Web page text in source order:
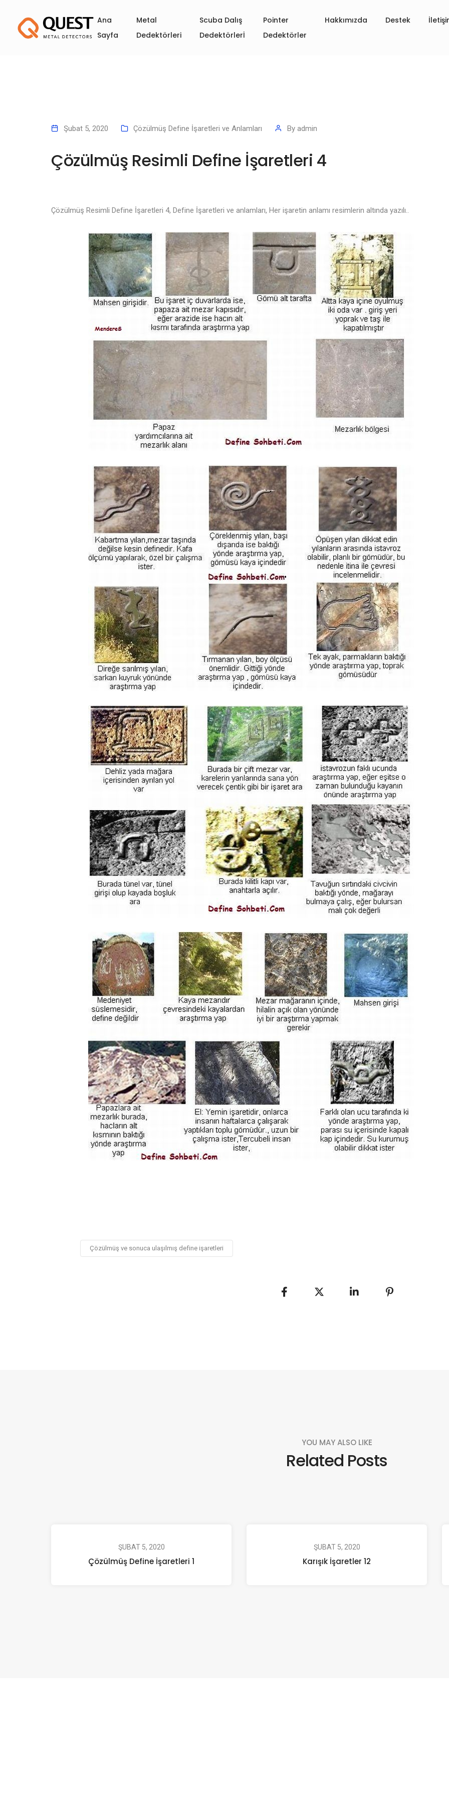
Ana
Sayfa
Metal
Dedektörleri
Scuba Dalış
Dedektörlerİ
Pointer
Dedektörler
Hakkımızda Destek
Şubat 5, 2020 Çözülmüş Define İşaretleri ve Anlamları By admin
Çözülmüş Resimli Define İşaretleri 4
Çözülmüş Resimli Define İşaretleri 4, Define İşaretleri ve anlamları, Her işaretin anlamı resimlerin altında yazılı..
Çözülmüş ve sonuca ulaşılmış define işaretleri
YOU MAY ALSO LIKE
Related Posts
ŞUBAT 5, 2020
Çözülmüş Define İşaretleri 1
ŞUBAT 5, 2020
Karışık İşaretler 12